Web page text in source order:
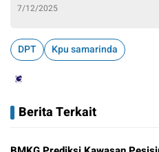
7/12/2025
DPT Kpu samarinda
Berita Terkait